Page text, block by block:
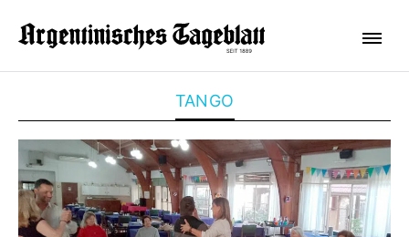
TANGO